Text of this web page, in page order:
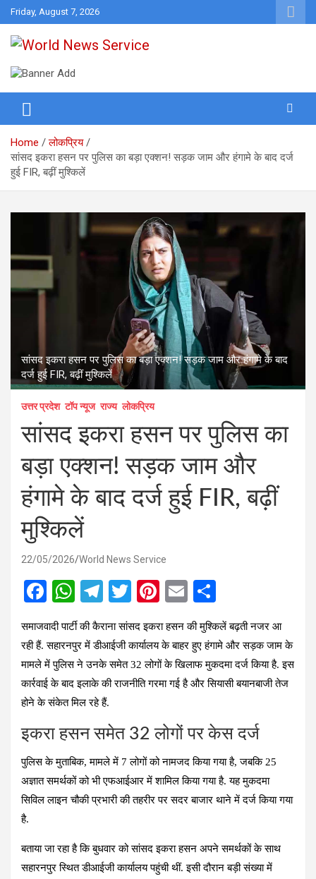
Skip
to
content
Friday, August 7, 2026
World News Service
Home
लोकप्रिय
सांसद इकरा हसन पर पुलिस का बड़ा एक्शन! सड़क जाम और हंगामे के बाद दर्ज
हुई FIR, बढ़ीं मुश्किलें
सांसद इकरा हसन पर पुलिस का बड़ा एक्शन! सड़क जाम और हंगामे के बाद
दर्ज हुई FIR, बढ़ीं मुश्किलें
उत्तर प्रदेश टॉप न्यूज राज्य लोकप्रिय
सांसद इकरा हसन पर पुलिस का
बड़ा एक्शन! सड़क जाम और
हंगामे के बाद दर्ज हुई FIR, बढ़ीं
मुश्किलें
22/05/2026 World News Service
F
a
ce
b
o
o
k
W
h
at
s
A
p
p
T
e
gr
a
m
T
tt
er
Pi
er
es
t
E
m
ail
h
ar
e
समाजवादी पार्टी की कैराना सांसद इकरा हसन की मुश्किलें बढ़ती नजर आ
रही हैं. सहारनपुर में डीआईजी कार्यालय के बाहर हुए हंगामे और सड़क जाम के
मामले में पुलिस ने उनके समेत 32 लोगों के खिलाफ मुकदमा दर्ज किया है. इस
कार्रवाई के बाद इलाके की राजनीति गरमा गई है और सियासी बयानबाजी तेज
होने के संकेत मिल रहे हैं.
इकरा हसन समेत 32 लोगों पर केस दर्ज
पुलिस के मुताबिक, मामले में 7 लोगों को नामजद किया गया है, जबकि 25
अज्ञात समर्थकों को भी एफआईआर में शामिल किया गया है. यह मुकदमा
सिविल लाइन चौकी प्रभारी की तहरीर पर सदर बाजार थाने में दर्ज किया गया
है.
बताया जा रहा है कि बुधवार को सांसद इकरा हसन अपने समर्थकों के साथ
सहारनपुर स्थित डीआईजी कार्यालय पहुंची थीं. इसी दौरान बड़ी संख्या में